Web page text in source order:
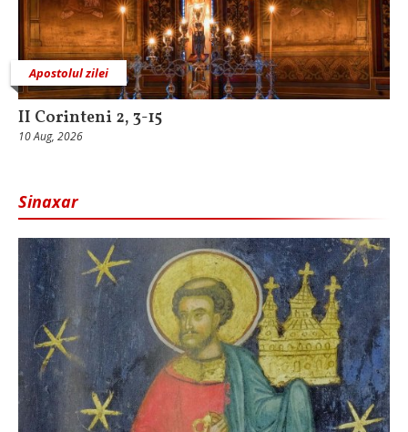
Apostolul zilei
II Corinteni 2, 3-15
10 Aug, 2026
Sinaxar